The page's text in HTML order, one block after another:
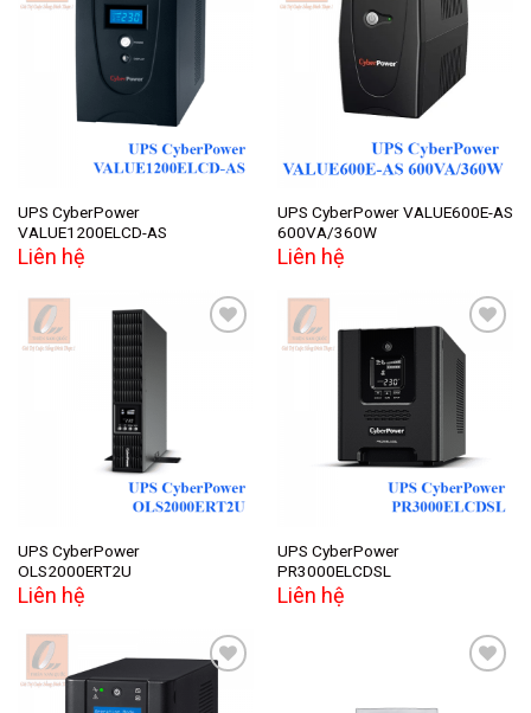
Add to
wishlist
UPS CyberPower
VALUE1200ELCD-AS
Liên hệ
Add to
wishlist
UPS CyberPower VALUE600E-AS
600VA/360W
Liên hệ
UPS CyberPower
OLS2000ERT2U
Liên hệ
Add to
wishlist
UPS CyberPower
PR3000ELCDSL
Liên hệ